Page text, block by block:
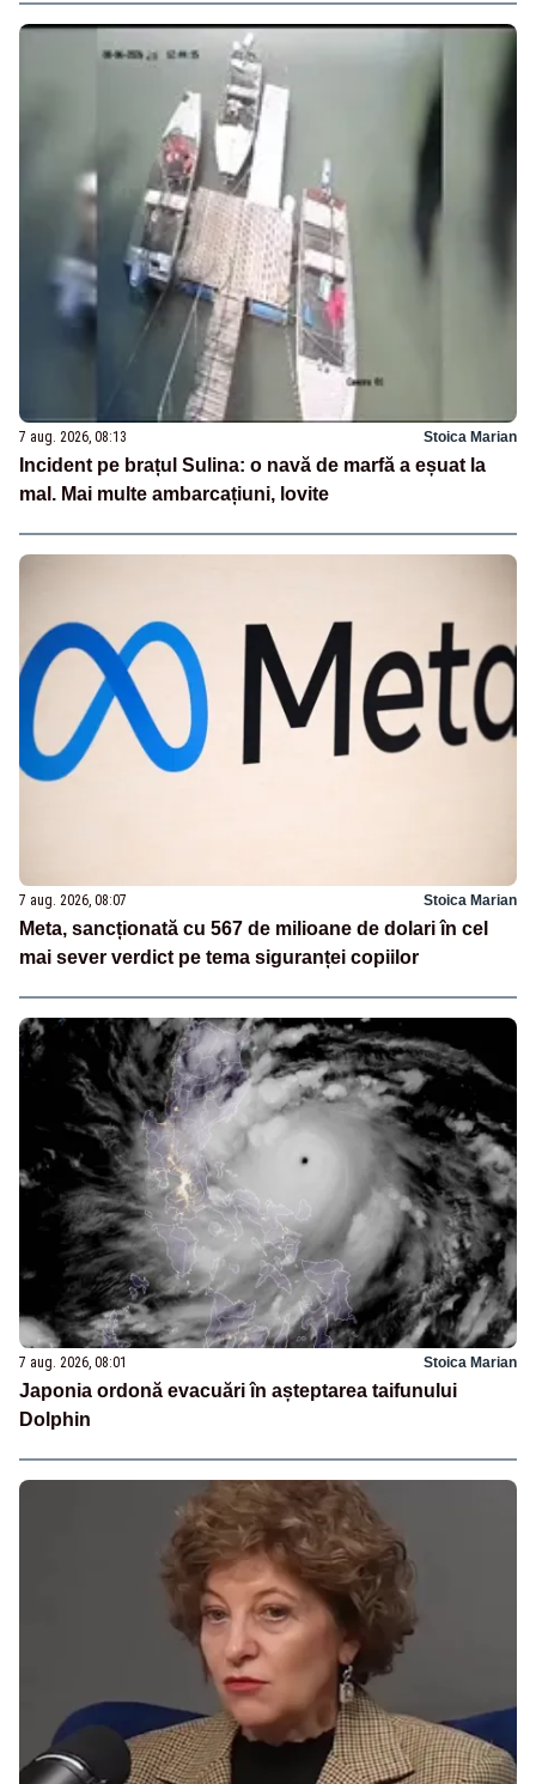
7 aug. 2026, 08:13 Stoica Marian
Incident pe brațul Sulina: o navă de marfă a eșuat la
mal. Mai multe ambarcațiuni, lovite
7 aug. 2026, 08:07 Stoica Marian
Meta, sancționată cu 567 de milioane de dolari în cel
mai sever verdict pe tema siguranței copiilor
7 aug. 2026, 08:01 Stoica Marian
Japonia ordonă evacuări în așteptarea taifunului
Dolphin